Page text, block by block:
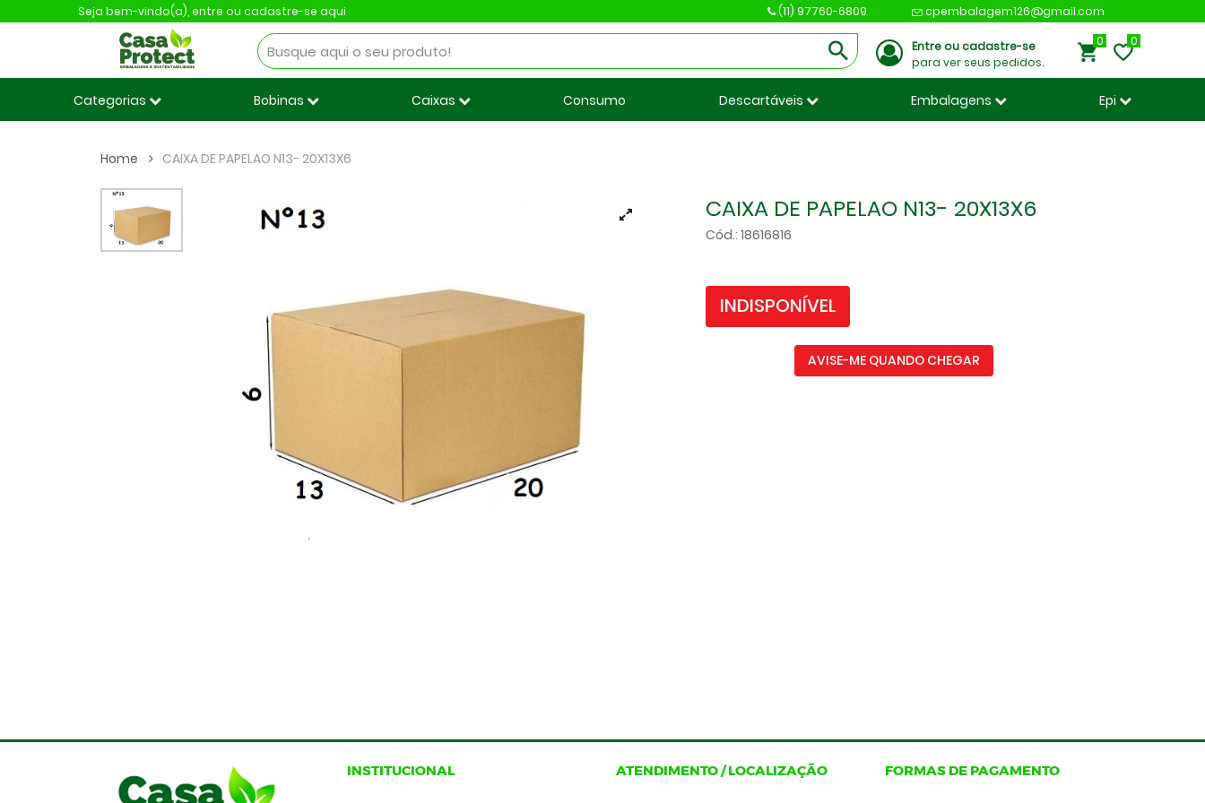
Seja bem-vindo(a), entre ou cadastre-se aqui (11) 97760-6809 cpembalagem126@gmail.com
Entre ou cadastre-se
para ver seus pedidos.
0
Categorias Bobinas Caixas Consumo Descartáveis Embalagens Epi
Home CAIXA DE PAPELAO N13- 20X13X6
CAIXA DE PAPELAO N13- 20X13X6
Cód.: 18616816
INDISPONÍVEL
AVISE-ME QUANDO CHEGAR
INSTITUCIONAL ATENDIMENTO / LOCALIZAÇÃO FORMAS DE PAGAMENTO